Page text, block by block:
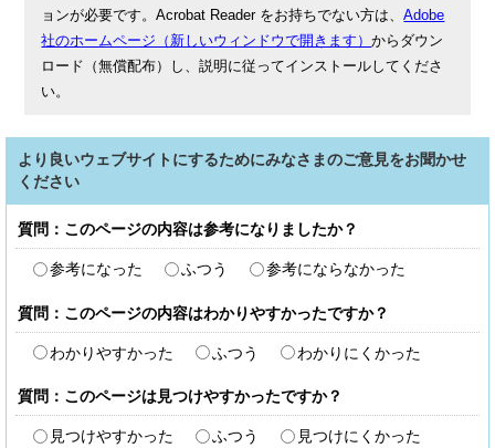
ョンが必要です。Acrobat Reader をお持ちでない方は、Adobe
社のホームページ（新しいウィンドウで開きます）からダウン
ロード（無償配布）し、説明に従ってインストールしてくださ
い。
より良いウェブサイトにするためにみなさまのご意見をお聞かせ
ください
質問：このページの内容は参考になりましたか？
参考になった ふつう 参考にならなかった
質問：このページの内容はわかりやすかったですか？
わかりやすかった ふつう わかりにくかった
質問：このページは見つけやすかったですか？
見つけやすかった ふつう 見つけにくかった